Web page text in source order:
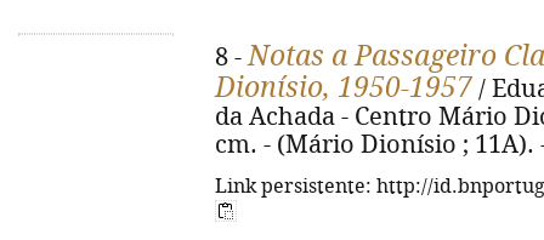
8 -Notas a Passageiro
Dionísio, 1950-1957 /
da Achada - Centro Mário
cm. - (Mário Dionísio ; 11A).
Link persistente: http://